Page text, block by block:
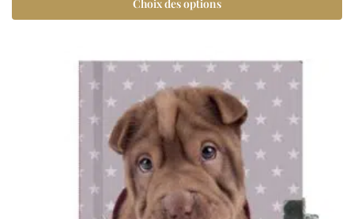
Choix des options